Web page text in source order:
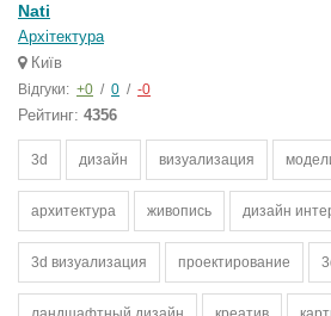
Nati
Архітектура
Київ
Відгуки: +0 / 0 / -0
Рейтинг: 4356
3d дизайн визуализация
архитектура живопись дизайн
3d визуализация проектирование